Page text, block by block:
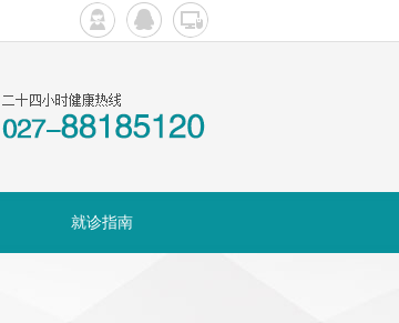
就诊指南